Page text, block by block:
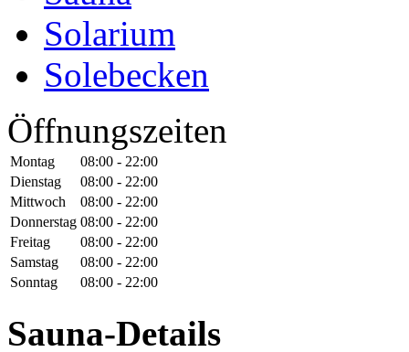
Solarium
Solebecken
Öffnungszeiten
Montag
08:00 - 22:00
Dienstag
08:00 - 22:00
Mittwoch
08:00 - 22:00
Donnerstag 08:00 - 22:00
Freitag
08:00 - 22:00
Samstag
08:00 - 22:00
Sonntag
08:00 - 22:00
Sauna-Details